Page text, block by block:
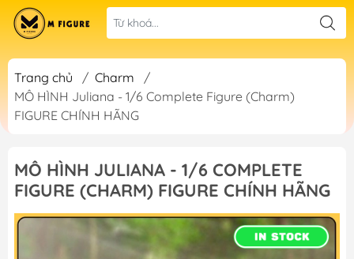
Trang chủ / Charm
/
MÔ HÌNH Juliana - 1/6 Complete Figure (Charm)
FIGURE CHÍNH HÃNG
MÔ HÌNH JULIANA - 1/6 COMPLETE
FIGURE (CHARM) FIGURE CHÍNH HÃNG